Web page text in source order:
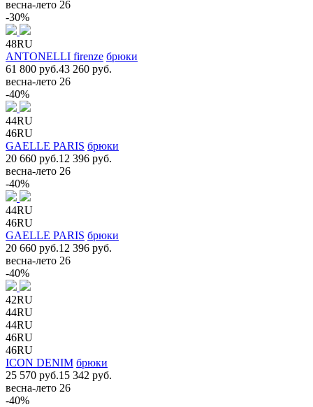
весна-лето 26
-30%
48RU
ANTONELLI firenze брюки
61 800 руб.43 260 руб.
весна-лето 26
-40%
44RU
46RU
GAELLE PARIS брюки
20 660 руб.12 396 руб.
весна-лето 26
-40%
44RU
46RU
GAELLE PARIS брюки
20 660 руб.12 396 руб.
весна-лето 26
-40%
42RU
44RU
44RU
46RU
46RU
ICON DENIM брюки
25 570 руб.15 342 руб.
весна-лето 26
-40%